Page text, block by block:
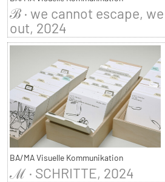
ℬ · we cannot escape,
out, 2024
BA/MA Visuelle Kommunikation
ℳ · SCHRITTE, 2024